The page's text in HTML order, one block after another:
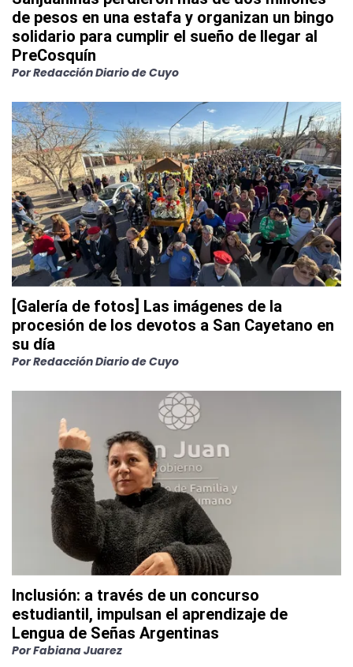
de pesos en una estafa y organizan un bingo
solidario para cumplir el sueño de llegar al
PreCosquín
PorRedacción Diario de Cuyo
[Galería de fotos] Las imágenes de la
procesión de los devotos a San Cayetano en
su día
PorRedacción Diario de Cuyo
Inclusión: a través de un concurso
estudiantil, impulsan el aprendizaje de
Lengua de Señas Argentinas
PorFabiana Juarez